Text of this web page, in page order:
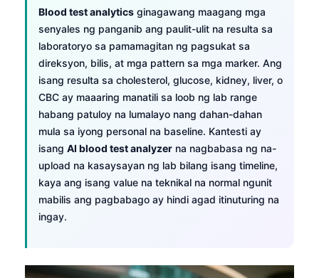
Blood test analytics ginagawang maagang mga
senyales ng panganib ang paulit-ulit na resulta sa
laboratoryo sa pamamagitan ng pagsukat sa
direksyon, bilis, at mga pattern sa mga marker. Ang
isang resulta sa cholesterol, glucose, kidney, liver, o
CBC ay maaaring manatili sa loob ng lab range
habang patuloy na lumalayo nang dahan-dahan
mula sa iyong personal na baseline. Kantesti ay
isang AI blood test analyzer na nagbabasa ng na-
upload na kasaysayan ng lab bilang isang timeline,
kaya ang isang value na teknikal na normal ngunit
mabilis ang pagbabago ay hindi agad itinuturing na
ingay.